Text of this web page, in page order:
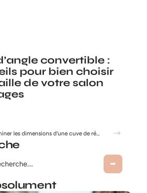
convertible :
pour bien choisir
de votre salon
Comment déterminer les dimensions d’une cuve de récupération d’eau de pluie ?